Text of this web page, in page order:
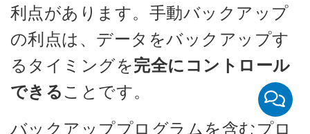
利点があります。手動バックアップ
の利点は、データをバックアップす
るタイミングを完全にコントロール
できることです。
バックアッププログラムを含むプロ